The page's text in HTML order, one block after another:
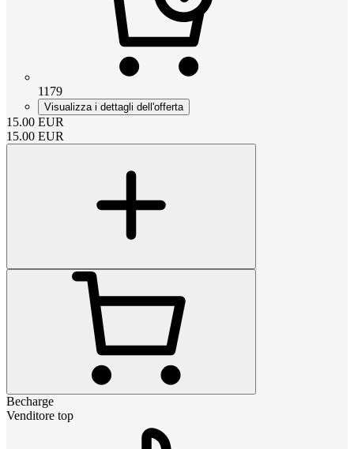
1179
Visualizza i dettagli dell'offerta
15.00 EUR
15.00 EUR
Becharge
Venditore top